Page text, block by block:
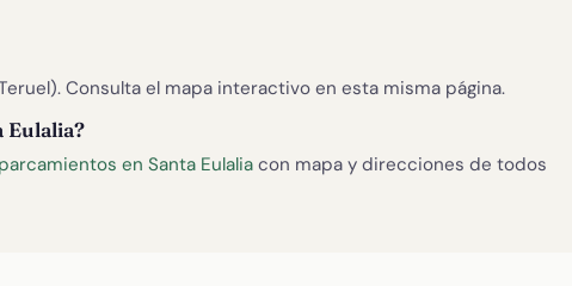
Consulta el mapa interactivo en esta misma página.
Eulalia?
en Santa Eulalia con mapa y direcciones de todos